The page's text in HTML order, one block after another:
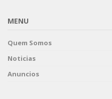
MENU
Quem Somos
Noticias
Anuncios